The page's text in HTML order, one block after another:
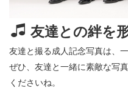
友達との絆を
友達と撮る成人記念写真は、
ぜひ、友達と一緒に素敵な写
くださいね。